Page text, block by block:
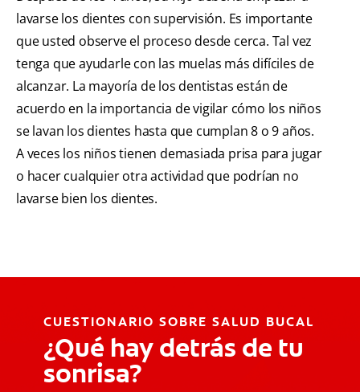
lavarse los dientes con supervisión. Es importante
que usted observe el proceso desde cerca. Tal vez
tenga que ayudarle con las muelas más difíciles de
alcanzar. La mayoría de los dentistas están de
acuerdo en la importancia de vigilar cómo los niños
se lavan los dientes hasta que cumplan 8 o 9 años.
A veces los niños tienen demasiada prisa para jugar
o hacer cualquier otra actividad que podrían no
lavarse bien los dientes.
CUESTIONARIO SOBRE SALUD BUCAL
¿Qué hay detrás de tu
sonrisa?